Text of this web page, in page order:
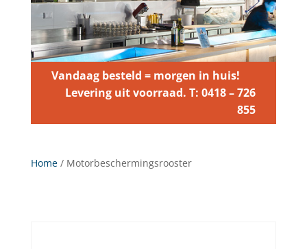
Vandaag besteld = morgen in huis!
Levering uit voorraad. T: 0418 – 726
855
Home/ Motorbeschermingsrooster